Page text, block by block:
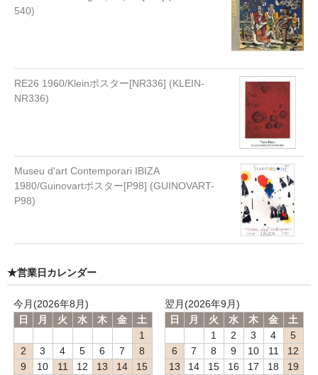
540)
RE26 1960/Kleinポスター[NR336] (KLEIN-
NR336)
Museu d'art Contemporari IBIZA
1980/Guinovartポスター[P98] (GUINOVART-
P98)
★営業日カレンダー
今月(2026年8月)
日
月 火 水 木 金
土
1
2
3 4 5 6 7
8
9
10 11 12 13 14
15
翌月(2026年9月)
日
月 火 水 木 金
土
1
2 3 4
5
6
7 8 9 10 11
12
13
14 15 16 17 18
19